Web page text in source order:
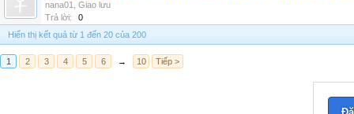
nana01
Giao lưu
Trả lời:
0
Hiển thị kết quả từ 1 đến 20 của 200
1 2 3 4 5 6 → 10 Tiếp >